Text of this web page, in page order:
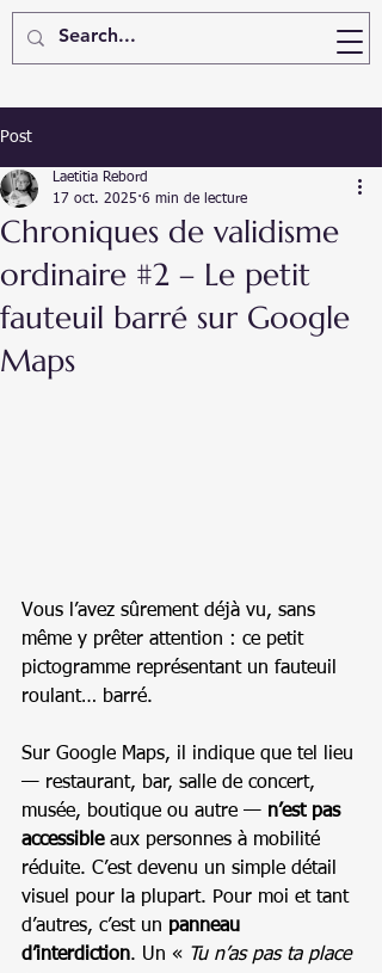
Post
Chroniques de validisme
ordinaire #2 – Le petit
fauteuil barré sur Google
Maps
Laetitia Rebord
17 oct. 2025 6 min de lecture
Vous l’avez sûrement déjà vu, sans
même y prêter attention : ce petit
pictogramme représentant un fauteuil
roulant… barré.
Sur Google Maps, il indique que tel lieu
— restaurant, bar, salle de concert,
musée, boutique ou autre — n’est pas
accessible aux personnes à mobilité
réduite. C’est devenu un simple détail
visuel pour la plupart. Pour moi et tant
d’autres, c’est un panneau
d’interdiction. Un « Tu n’as pas ta place